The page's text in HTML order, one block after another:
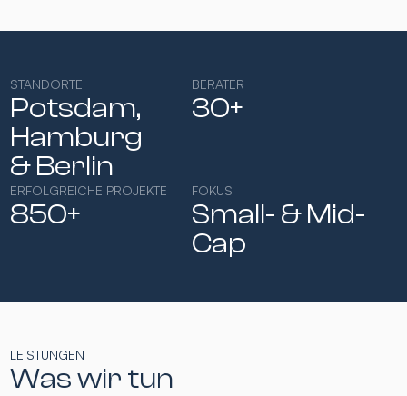
STANDORTE
Potsdam,
Hamburg​
& Berlin
BERATER
30+
ERFOLGREICHE PROJEKTE
850+
FOKUS
Small- & Mid-
Cap​
LEISTUNGEN
Was wir tun